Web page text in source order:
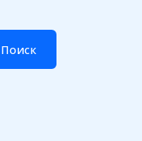
Поиск